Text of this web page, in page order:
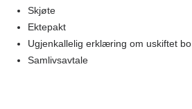
Skjøte
Ektepakt
Ugjenkallelig erklæring om uskiftet bo
Samlivsavtale